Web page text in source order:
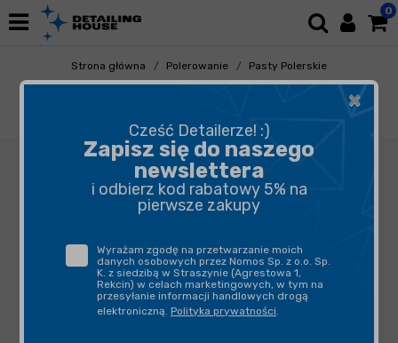
0
Strona główna Polerowanie
Pasty Polerskie
Pasty Cuttingowe
×
Cześć Detailerze! :)
Zapisz się do naszego
newslettera
i odbierz kod rabatowy 5% na
pierwsze zakupy
Wyrażam zgodę na przetwarzanie moich
danych osobowych przez Nomos Sp. z o.o. Sp.
K. z siedzibą w Straszynie (Agrestowa 1,
Rekcin) w celach marketingowych, w tym na
przesyłanie informacji handlowych drogą
elektroniczną. Polityka prywatności.